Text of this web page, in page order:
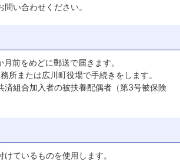
い合わせください。
前をめどに郵送で届きます。
所または広川町役場で手続きをします。
済組合加入者の被扶養配偶者（第3号被保険
ているものを使用します。